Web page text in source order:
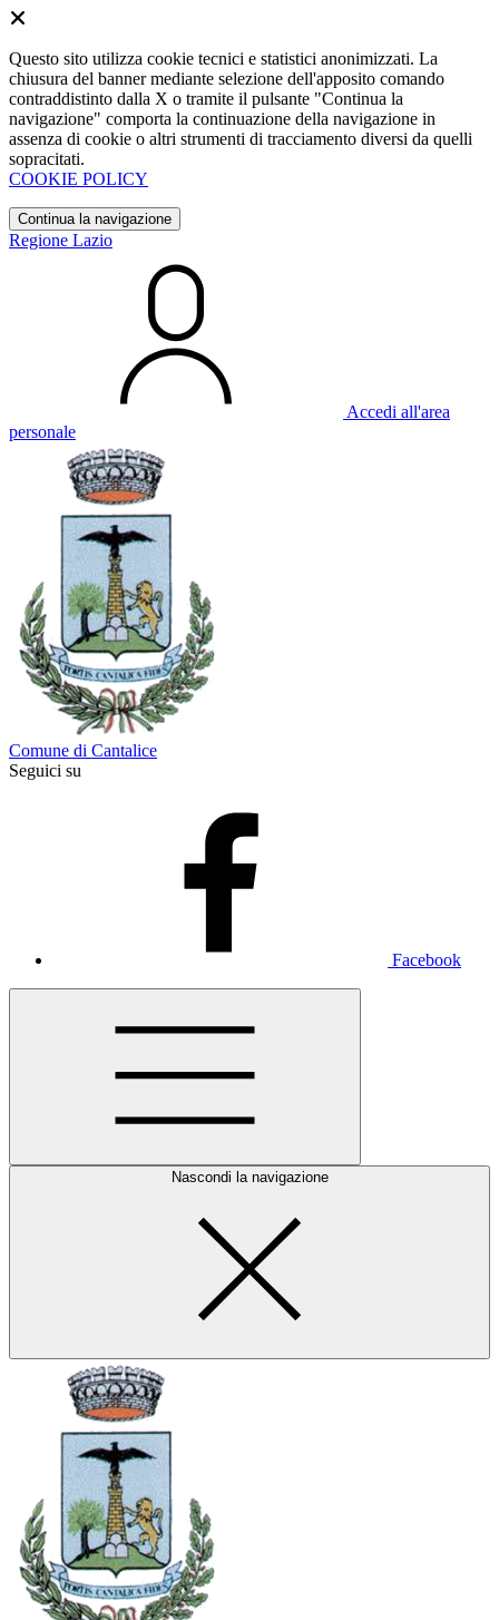
Questo sito utilizza cookie tecnici e statistici anonimizzati. La
chiusura del banner mediante selezione dell'apposito comando
contraddistinto dalla X o tramite il pulsante "Continua la
navigazione" comporta la continuazione della navigazione in
assenza di cookie o altri strumenti di tracciamento diversi da quelli
sopracitati.
COOKIE POLICY
Continua la navigazione
Regione Lazio
Accedi all'area
personale
Comune di Cantalice
Seguici su
Facebook
Nascondi la navigazione